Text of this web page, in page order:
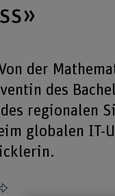
der
des
regionalen
globalen IT-
Teilen